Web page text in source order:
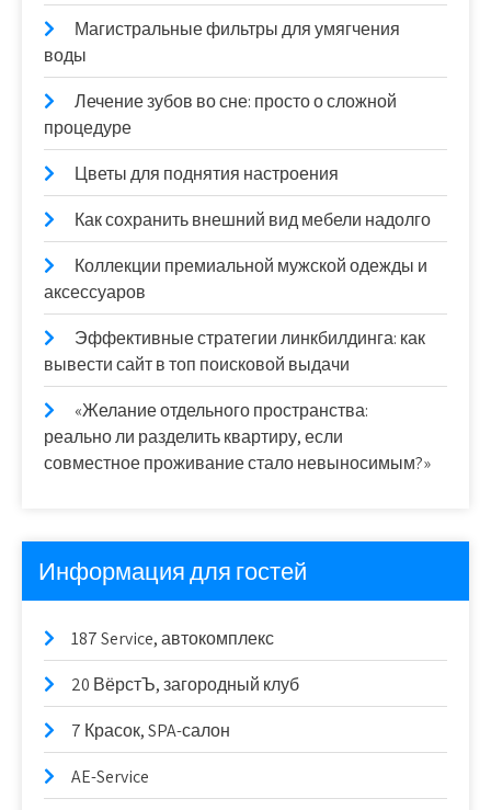
Магистральные фильтры для умягчения
воды
Лечение зубов во сне: просто о сложной
процедуре
Цветы для поднятия настроения
Как сохранить внешний вид мебели надолго
Коллекции премиальной мужской одежды и
аксессуаров
Эффективные стратегии линкбилдинга: как
вывести сайт в топ поисковой выдачи
«Желание отдельного пространства:
реально ли разделить квартиру, если
совместное проживание стало невыносимым?»
Информация для гостей
187 Service, автокомплекс
20 ВёрстЪ, загородный клуб
7 Красок, SPA-салон
AE-Service